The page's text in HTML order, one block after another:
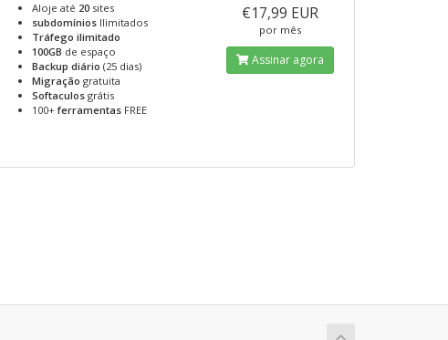
Aloje até 20 sites
subdomínios Ilimitados
Tráfego ilimitado
100GB de espaço
Backup diário (25 dias)
Migração gratuita
Softaculos grátis
100+ferramentas FREE
€17,99 EUR
por mês
Assinar agora